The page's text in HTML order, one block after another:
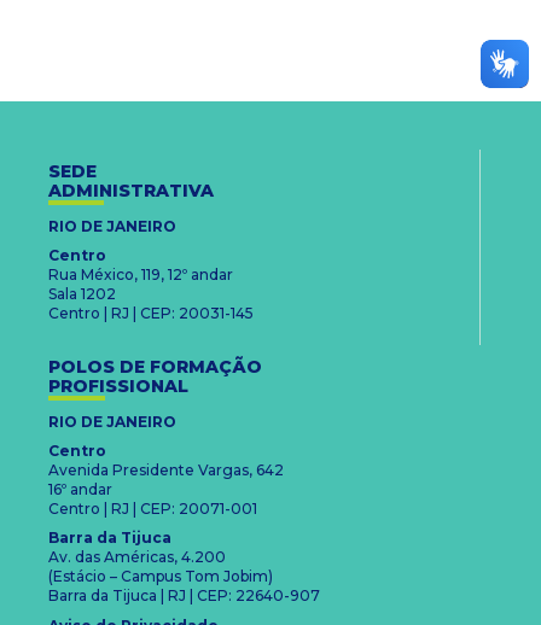
SEDE
ADMINISTRATIVA
RIO DE JANEIRO
Centro
Rua México, 119, 12º andar
Sala 1202
Centro | RJ | CEP: 20031-145
POLOS DE FORMAÇÃO
PROFISSIONAL
RIO DE JANEIRO
Centro
Avenida Presidente Vargas, 642
16º andar
Centro | RJ | CEP: 20071-001
Barra da Tijuca
Av. das Américas, 4.200
(Estácio – Campus Tom Jobim)
Barra da Tijuca | RJ | CEP: 22640-907